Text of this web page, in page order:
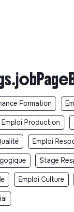
Formation
Emploi Production
Emploi
Stage
Emploi Culture